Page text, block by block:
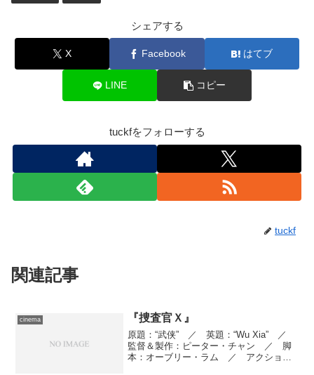
シェアする
X Facebook はてブ
LINE コピー
tuckfをフォローする
tuckf
関連記事
cinema 『捜査官Ｘ』
原題：“武侠” ／ 英題：“Wu Xia” ／
監督＆製作：ピーター・チャン ／ 脚
本：オーブリー・ラム ／ アクション